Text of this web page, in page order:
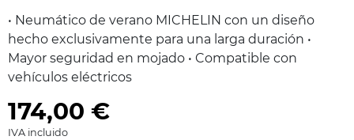
• Neumático de verano MICHELIN con un diseño
hecho exclusivamente para una larga duración •
Mayor seguridad en mojado • Compatible con
vehículos eléctricos
174,00 €
IVA incluido